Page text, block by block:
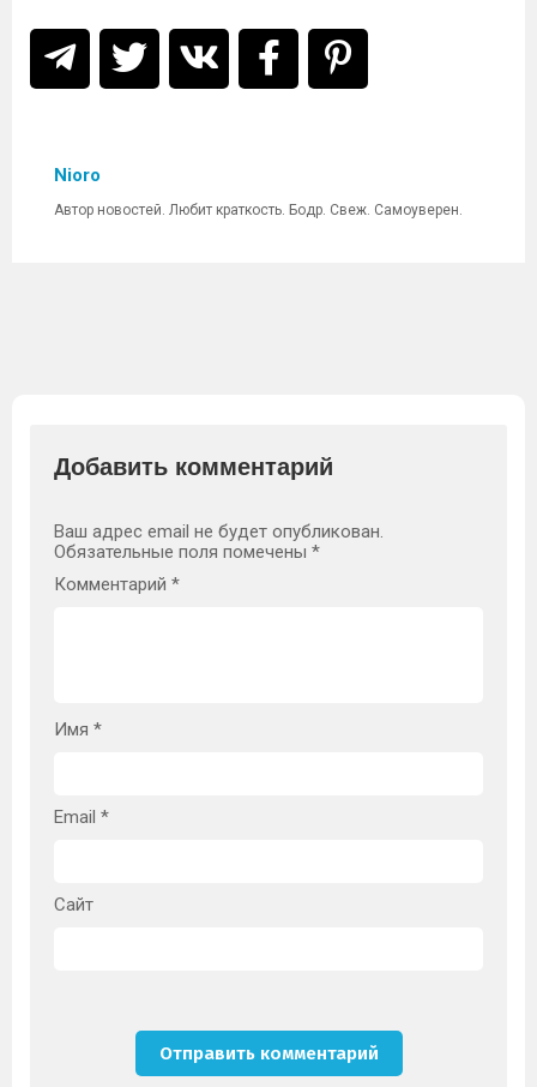
Nioro
Автор новостей. Любит краткость. Бодр. Свеж. Самоуверен.
Добавить комментарий
Ваш адрес email не будет опубликован.
Обязательные поля помечены *
Комментарий *
Имя *
Email *
Сайт